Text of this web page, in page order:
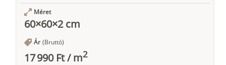
Méret
60×60×2 cm
Ár (Bruttó)
17 990 Ft/m2